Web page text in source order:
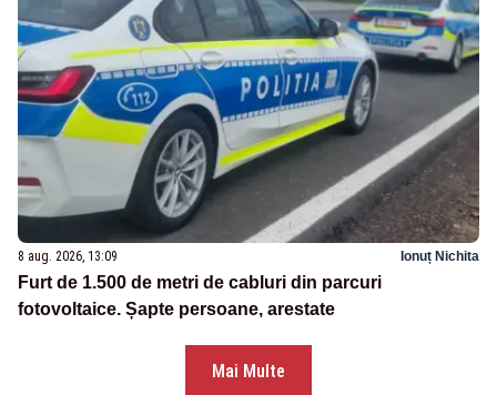
8 aug. 2026, 13:09 Ionuț Nichita
Furt de 1.500 de metri de cabluri din parcuri
fotovoltaice. Șapte persoane, arestate
Mai Multe